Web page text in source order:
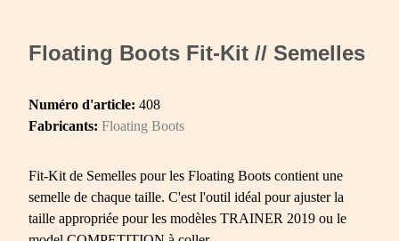
Floating Boots Fit-Kit // Semelles
Numéro d'article: 408
Fabricants: Floating Boots
Fit-Kit de Semelles pour les Floating Boots contient une
semelle de chaque taille. C'est l'outil idéal pour ajuster la
taille appropriée pour les modèles TRAINER 2019 ou le